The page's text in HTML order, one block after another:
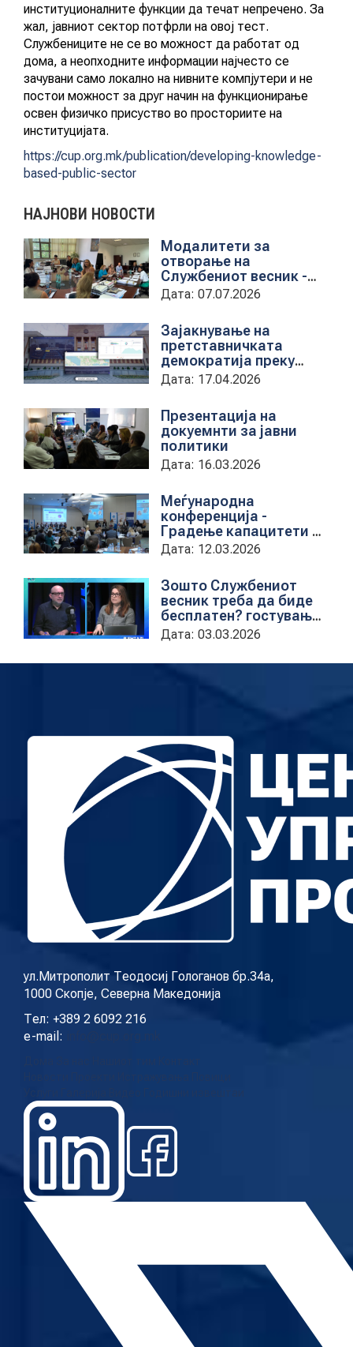
ПОДНЕСИ ИНИЦИЈАТИВА
ПОДДРЖИ ИНИЦИЈАТИВА
МУЛТИМЕДИЈА
ГАЛЕРИЈА
ВИДЕО
ENG
институционалните функции да течат непречено. За
жал, јавниот сектор потфрли на овој тест.
Службениците не се во можност да работат од
дома, а неопходните информации најчесто се
зачувани само локално на нивните компјутери и не
постои можност за друг начин на функционирање
освен физичко присуство во просториите на
институцијата.
https://cup.org.mk/publication/developing-knowledge-
based-public-sector
НАЈНОВИ НОВОСТИ
Модалитети за
отворање на
Службениот весник -
Средба со
претставници на ЈП
службен весник
Дата: 07.07.2026
Зајакнување на
претставничката
демократија преку
дигитална алатка
kancelarii.sobranie.mk
Дата: 17.04.2026
Презентација на
докуемнти за јавни
политики
Дата: 16.03.2026
Меѓународна
конференција -
Градење капацитети на
институциите за обука
на државни
службеници
Дата: 12.03.2026
Зошто Службениот
весник треба да биде
бесплатен? гостување
на проектната
кородинаторка во ЦУП
Анета Иванова
поткастот Rishatzi
Дата: 03.03.2026
ул.Митрополит Теодосиј Гологанов бр.34а,
1000 Скопје, Северна Македонија
Тел: +389 2 6092 216
e-mail: